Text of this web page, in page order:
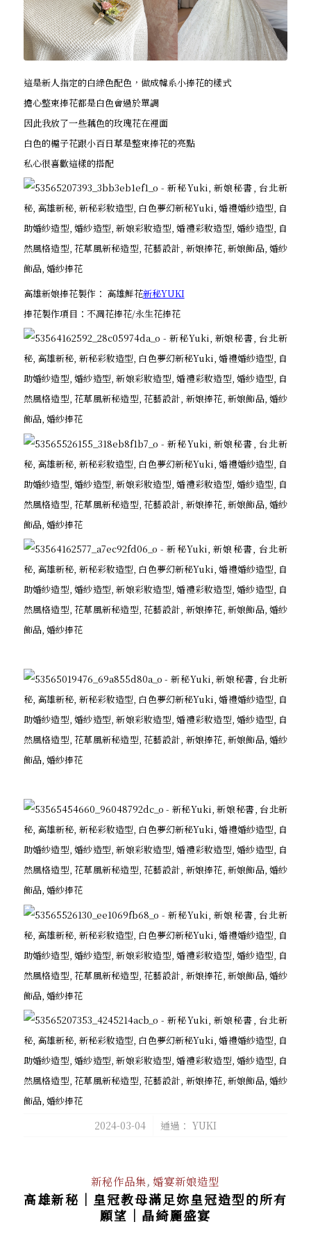
這是新人指定的白綠色配色，做成韓系小捧花的樣式
擔心整束捧花都是白色會過於單調
因此我放了一些藕色的玫瑰花在裡面
白色的槴子花跟小百日草是整束捧花的亮點
私心很喜歡這樣的搭配
高雄新娘捧花製作： 高雄鮮花新秘YUKI
捧花製作項目：不凋花捧花/永生花捧花
2024-03-04
/ 通過： YUKI
新秘作品集,婚宴新娘造型
高雄新秘｜皇冠教母滿足妳皇冠造型的所有
願望｜晶綺麗盛宴